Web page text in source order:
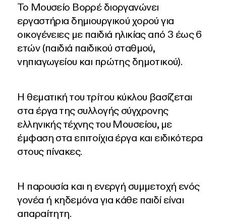
Το Μουσείο Βορρέ διοργανώνει
εργαστήρια δημιουργικού χορού για
οικογένειες με παιδιά ηλικίας από 3 έως 6
ετών (παιδιά παιδικού σταθμού,
νηπιαγωγείου και πρώτης δημοτικού).
Η θεματική του τρίτου κύκλου βασίζεται
στα έργα της συλλογής σύγχρονης
ελληνικής τέχνης του Μουσείου, με
έμφαση στα επιτοίχια έργα και ειδικότερα
στους πίνακες.
Η παρουσία και η ενεργή συμμετοχή ενός
γονέα ή κηδεμόνα για κάθε παιδί είναι
απαραίτητη.